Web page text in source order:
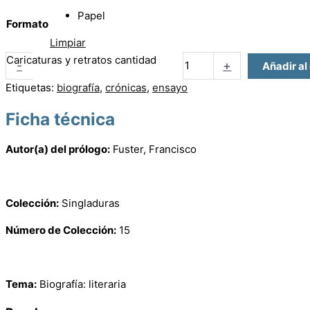
Formato
Papel
Limpiar
-
Caricaturas y retratos cantidad +
Añadir
Etiquetas: biografía, crónicas, ensayo
Ficha técnica
Autor(a) del prólogo: Fuster, Francisco
Colección: Singladuras
Número de Colección: 15
Tema: Biografía: literaria